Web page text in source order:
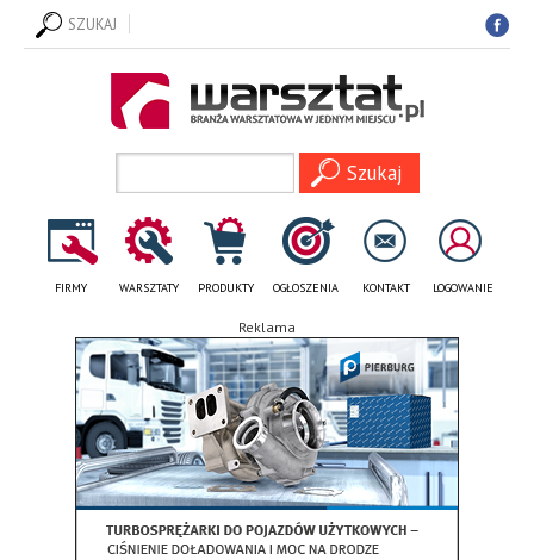
SZUKAJ
FIRMY WARSZTATY PRODUKTY OGŁOSZENIA KONTAKT LOGOWANIE
Reklama